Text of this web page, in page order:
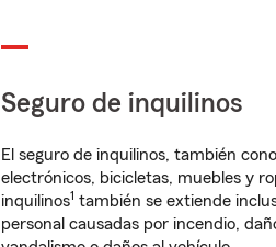
Seguro de inquilinos
El seguro de inquilinos, también
electrónicos, bicicletas, muebles y
inquilinos1 también se extiende
personal causadas por incendio,